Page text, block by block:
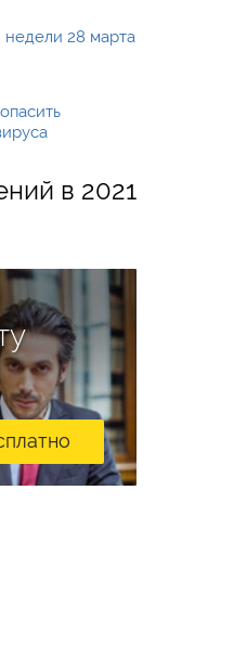
недели 28 марта
в 2021